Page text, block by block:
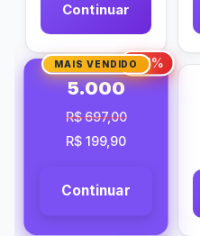
Continuar
-71%
5.000
R$697,00
R$ 199,90
MAIS VENDIDO
Continuar